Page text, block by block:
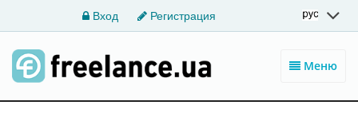
Вход Регистрация
Меню